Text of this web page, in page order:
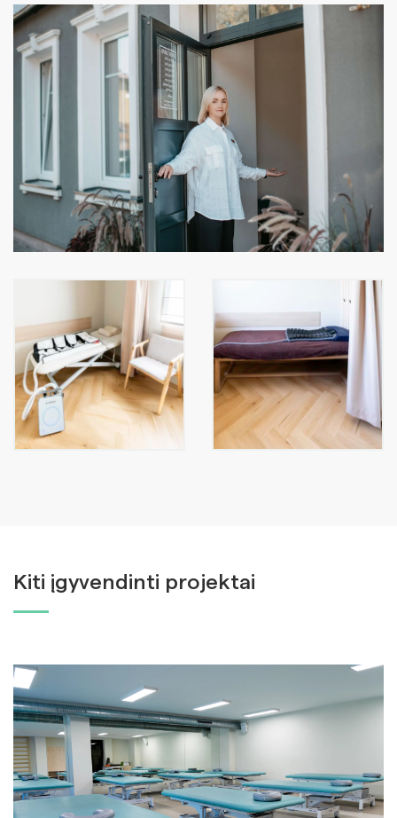
Kiti įgyvendinti projektai